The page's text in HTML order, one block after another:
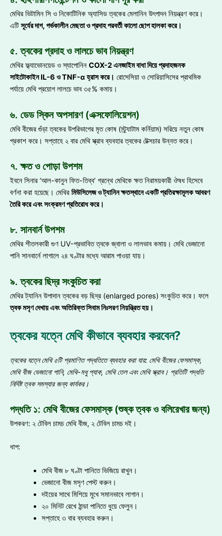
মেথির ভিটামিন সি ও নিকোটিনিক অ্যাসিড ত্বকের মেলানিন উৎপাদন নিয়ন্ত্রণ করে।
এটি সূর্যের দাগ, গর্ভকালীন মেছতা ও প্রদাহ পরবর্তী কালো ছোপ হালকা করে।
৫. ত্বকের প্রদাহ ও লালচে ভাব নিয়ন্ত্রণ
মেথির ফ্ল্যাভোনয়েড ও স্যাপোনিন COX-2 এনজাইম বাধা দিয়ে প্রদাহজনক
সাইটোকাইন IL-6 ও TNF-α হ্রাস করে। রোসেসিয়া ও সোরিয়াসিসের প্রাথমিক
পর্যায়ে মেথি প্রয়োগ লালচে ভাব ৩৫% কমায়।
৬. ডেড স্কিন অপসারণ (এক্সফোলিয়েশন)
মেথি বীজের গুঁড়া ত্বকের উপরিভাগের মৃত কোষ (স্ট্র্যাটাম কর্নিয়াম) সরিয়ে নতুন কোষ
প্রকাশ করে। সপ্তাহে ২ বার মেথি স্ক্রাব ব্যবহার ত্বকের টেক্সচার উন্নত করে।
৭. ক্ষত ও পোড়া উপশম
ইবনে সিনার ‘আল-কানুন ফিত-তিব্ব’ গ্রন্থে মেথিকে ক্ষত নিরাময়কারী ঔষধ হিসেবে
বর্ণনা করা হয়েছে। মেথির মিউসিলেজ ও ট্যানিন ক্ষতস্থানে একটি প্রতিরক্ষামূলক আবরণ
তৈরি করে এবং সংক্রমণ প্রতিরোধ করে।
৮. সানবার্ন উপশম
মেথির শীতলকারী গুণ UV-প্রভাবিত ত্বকে জ্বালা ও লালভাব কমায়। মেথি ভেজানো
পানি সানবার্নে লাগালে ২৪ ঘণ্টার মধ্যে আরাম পাওয়া যায়।
৯. ত্বকের ছিদ্র সংকুচিত করা
মেথির ট্যানিন উপাদান ত্বকের বড় ছিদ্র (enlarged pores) সংকুচিত করে। ফলে
ত্বক মসৃণ দেখায় এবং অতিরিক্ত সিবাম নিঃসরণ নিয়ন্ত্রিত হয় ।
ত্বকের যত্নে মেথি কীভাবে ব্যবহার করবেন?
ত্বকের যত্নে মেথি ৫টি প্রমাণিত পদ্ধতিতে ব্যবহার করা যায়: মেথি বীজের ফেসমাস্ক,
মেথি বীজ ভেজানো পানি, মেথি-মধু প্যাক, মেথি তেল এবং মেথি স্ক্রাব। প্রতিটি পদ্ধতি
নির্দিষ্ট ত্বক সমস্যার জন্য কার্যকর।
পদ্ধতি ১: মেথি বীজের ফেসমাস্ক (শুষ্ক ত্বক ও বলিরেখার জন্য)
উপকরণ: ২ টেবিল চামচ মেথি বীজ, ২ টেবিল চামচ দই।
ধাপ:
মেথি বীজ ৮ ঘণ্টা পানিতে ভিজিয়ে রাখুন।
ভেজানো বীজ মসৃণ পেস্ট করুন।
দইয়ের সাথে মিশিয়ে মুখে সমানভাবে লাগান।
২০ মিনিট রেখে ঠান্ডা পানিতে ধুয়ে ফেলুন।
সপ্তাহে ৩ বার ব্যবহার করুন।